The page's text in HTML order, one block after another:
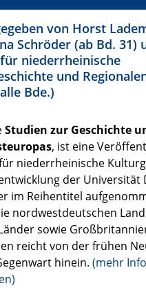
von Horst
Schröder (ab Bd. 31)
niederrheinische
und
Bde.)
Studien zur Geschichte
, ist eine
niederrheinische
der Universität
im Reihentitel
nordwestdeutschen
sowie
reicht von der frühen
hinein. (mehr